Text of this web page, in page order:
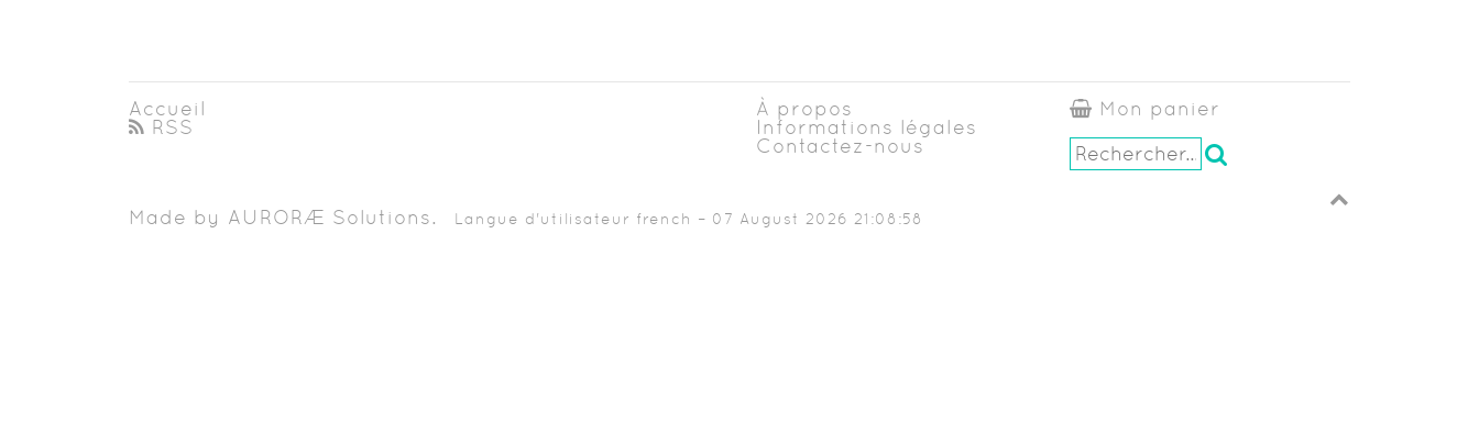
Accueil
RSS
À propos
Informations légales
Contactez-nous
Mon panier
Made by AURORÆ Solutions. Langue d'utilisateur french – 07 August 2026 21:08:58